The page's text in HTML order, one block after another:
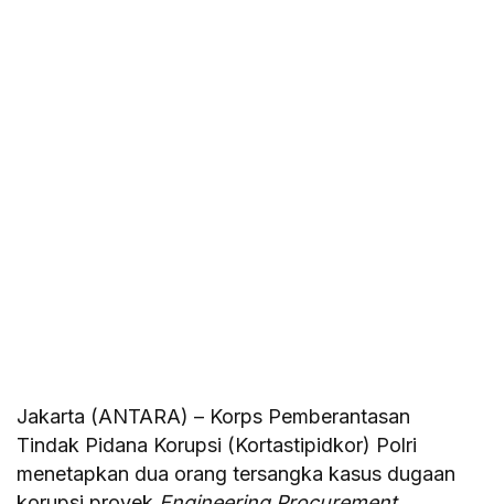
Jakarta (ANTARA) – Korps Pemberantasan
Tindak Pidana Korupsi (Kortastipidkor) Polri
menetapkan dua orang tersangka kasus dugaan